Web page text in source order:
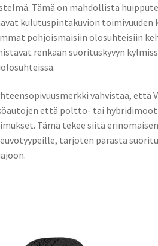
Tämä on mahdollista
kulutuspintakuvion toimivuuden
pohjoismaisiin olosuhteisiin
renkaan suorituskyvyn
vahvistaa, että
että poltto- tai
Tämä tekee siitä
tarjoten parasta